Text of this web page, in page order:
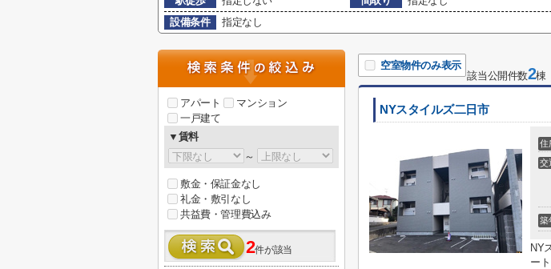
設備条件
指定なし
空室物件のみ表示
該当公開件数2棟
NYスタイルズ二日市
住
交
築
NY
ー
アパート
マンション
一戸建て
▼賃料
～
敷金・保証金なし
礼金・敷引なし
共益費・管理費込み
2件が該当